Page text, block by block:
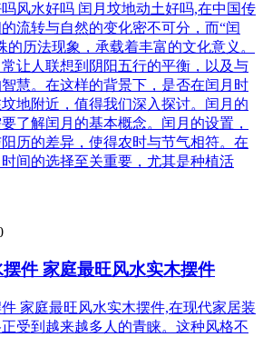
风水好吗 闰月坟地动土好吗,在中国传
流转与自然的变化密不可分，而“闰
的历法现象，承载着丰富的文化意义。
让人联想到阴阳五行的平衡，以及与
慧。在这样的背景下，是否在闰月时
地附近，值得我们深入探讨。闰月的
了解闰月的基本概念。闰月的设置，
历的差异，使得农时与节气相符。在
间的选择至关重要，尤其是种植活
件 家庭最旺风水实木摆件
家庭最旺风水实木摆件,在现代家居装
受到越来越多人的青睐。这种风格不